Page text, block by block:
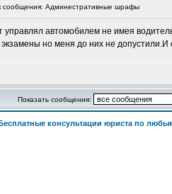
сообщения: Админестративные шрафы
управлял автомобилем не имея
но меня до них не
Показать сообщения:
консультации юриста по